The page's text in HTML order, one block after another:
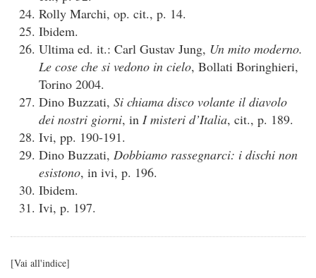
Rolly Marchi, op. cit., p. 14.
Ibidem.
Ultima ed. it.: Carl Gustav Jung, Un mito moderno.
Le cose che si vedono in cielo, Bollati Boringhieri,
Torino 2004.
Dino Buzzati, Si chiama disco volante il diavolo
dei nostri giorni, in I misteri d’Italia, cit., p. 189.
Ivi, pp. 190-191.
Dino Buzzati, Dobbiamo rassegnarci: i dischi non
esistono, in ivi, p. 196.
Ibidem.
Ivi, p. 197.
[Vai all'indice]